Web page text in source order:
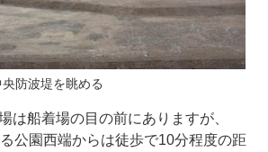
防波堤を眺める
は船着場の目の前にありますが、
公園西端からは徒歩で10分程度の距